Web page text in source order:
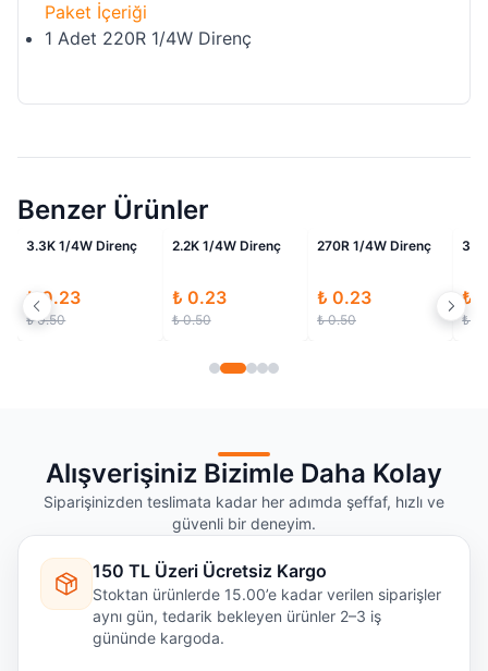
Paket İçeriği
1 Adet 220R 1/4W Direnç
Benzer Ürünler
İndirimli
3.3K 1/4W Direnç
₺ 0.23
₺ 0.50
İndirimli
2.2K 1/4W Direnç
₺ 0.23
₺ 0.50
İndirimli
270R 1/4W Direnç
₺ 0.23
₺ 0.50
₺
₺
Alışverişiniz Bizimle Daha Kolay
Siparişinizden teslimata kadar her adımda şeffaf, hızlı ve
güvenli bir deneyim.
150 TL Üzeri Ücretsiz Kargo
Stoktan ürünlerde 15.00’e kadar verilen siparişler
aynı gün, tedarik bekleyen ürünler 2–3 iş
gününde kargoda.